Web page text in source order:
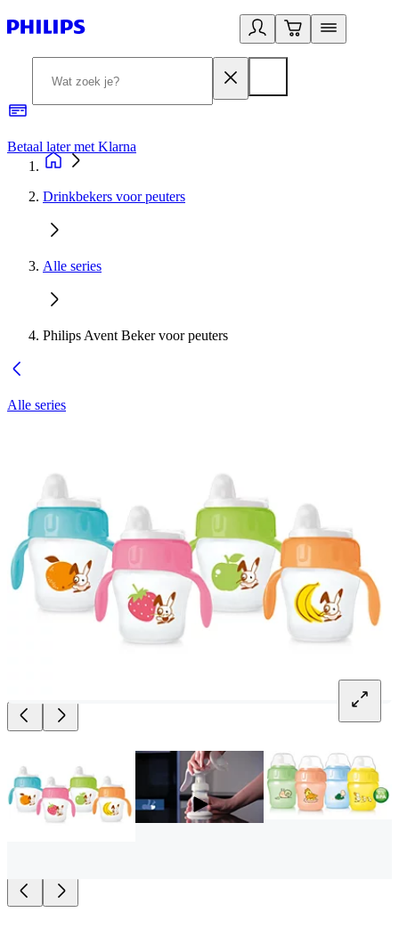
Betaal later met Klarna
Drinkbekers voor peuters
Alle series
Philips Avent Beker voor peuters
Alle series